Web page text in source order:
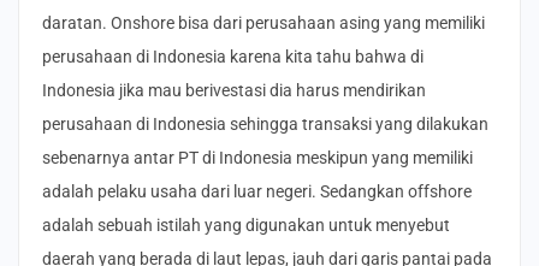
daratan. Onshore bisa dari perusahaan asing yang memiliki
perusahaan di Indonesia karena kita tahu bahwa di
Indonesia jika mau berivestasi dia harus mendirikan
perusahaan di Indonesia sehingga transaksi yang dilakukan
sebenarnya antar PT di Indonesia meskipun yang memiliki
adalah pelaku usaha dari luar negeri. Sedangkan offshore
adalah sebuah istilah yang digunakan untuk menyebut
daerah yang berada di laut lepas, jauh dari garis pantai pada